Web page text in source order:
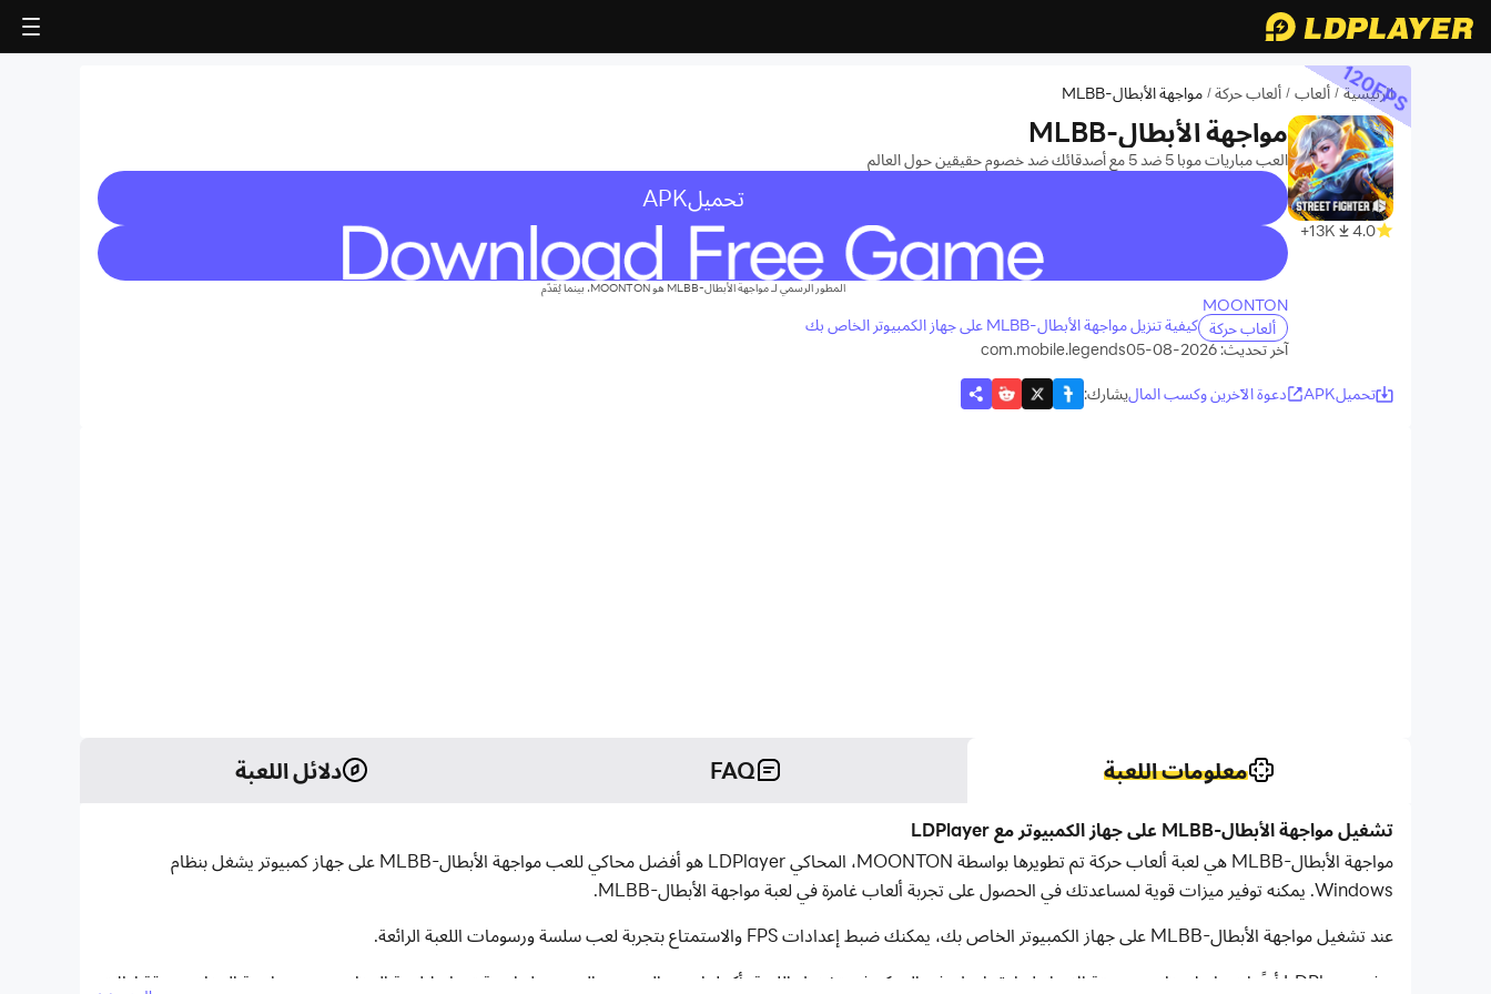
الرئيسية / ألعاب / ألعاب حركة / مواجهة الأبطال-MLBB
4.0
13K+
مواجهة الأبطال-MLBB
العب مباريات موبا 5 ضد 5 مع أصدقائك ضد خصوم حقيقين حول العالم
تحميلAPK
recommend
المطور الرسمي لـ مواجهة الأبطال-MLBB هو MOONTON، بينما يُقدّم
MOONTON
ألعاب حركة كيفية تنزيل مواجهة الأبطال-MLBB على جهاز الكمبيوتر الخاص بك
آخر تحديث: 2026-08-05
com.mobile.legends
تحميلAPK دعوة الآخرين وكسب الماليشارك:
120FPS
معلومات اللعبة FAQ دلائل اللعبة
تشغيل مواجهة الأبطال-MLBB على جهاز الكمبيوتر مع LDPlayer
مواجهة الأبطال-MLBB هي لعبة ألعاب حركة تم تطويرها بواسطة MOONTON، المحاكي LDPlayer هو أفضل محاكي للعب مواجهة الأبطال-MLBB على جهاز كمبيوتر يشغل بنظام
Windows. يمكنه توفير ميزات قوية لمساعدتك في الحصول على تجربة ألعاب غامرة في لعبة مواجهة الأبطال-MLBB.
عند تشغيل مواجهة الأبطال-MLBB على جهاز الكمبيوتر الخاص بك، يمكنك ضبط إعدادات FPS والاستمتاع بتجربة لعب سلسة ورسومات اللعبة الرائعة.
يوفر LDPlayer أيضًا تخطيط مفاتيح مسبقة الإعداد لزيادة راحتك في التحكم في تشغيل اللعبة بأكملها. يزيد التحسين المستمر لخاصية تخطيط لوحة المفاتيح من حساسية المفاتيح ودقة إطلاق